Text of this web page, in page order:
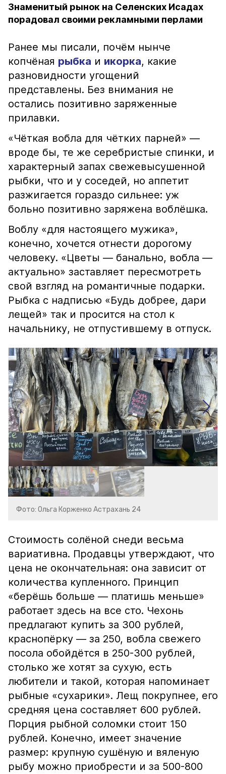
Знаменитый рынок на Селенских Исадах
порадовал своими рекламными перлами
Ранее мы писали, почём нынче
копчёная рыбка и икорка, какие
разновидности угощений
представлены. Без внимания не
остались позитивно заряженные
прилавки.
«Чёткая вобла для чётких парней» —
вроде бы, те же серебристые спинки, и
характерный запах свежевысушенной
рыбки, что и у соседей, но аппетит
разжигается гораздо сильнее: уж
больно позитивно заряжена воблёшка.
Воблу «для настоящего мужика»,
конечно, хочется отнести дорогому
человеку. «Цветы — банально, вобла —
актуально» заставляет пересмотреть
свой взгляд на романтичные подарки.
Рыбка с надписью «Будь добрее, дари
лещей» так и просится на стол к
начальнику, не отпустившему в отпуск.
Фото: Ольга Корженко Астрахань 24
Стоимость солёной снеди весьма
вариативна. Продавцы утверждают, что
цена не окончательная: она зависит от
количества купленного. Принцип
«берёшь больше — платишь меньше»
работает здесь на все сто. Чехонь
предлагают купить за 300 рублей,
краснопёрку — за 250, вобла свежего
посола обойдётся в 250-300 рублей,
столько же хотят за сухую, есть
любители и такой, которая напоминает
рыбные «сухарики». Лещ покрупнее, его
средняя цена составляет 600 рублей.
Порция рыбной соломки стоит 150
рублей. Конечно, имеет значение
размер: крупную сушёную и вяленую
рыбу можно приобрести и за 500-800